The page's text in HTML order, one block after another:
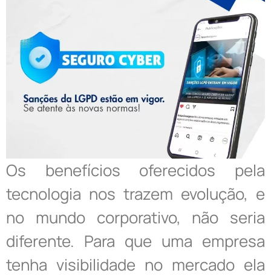
Os benefícios oferecidos pela
tecnologia nos trazem evolução, e
no mundo corporativo, não seria
diferente. Para que uma empresa
tenha visibilidade no mercado ela